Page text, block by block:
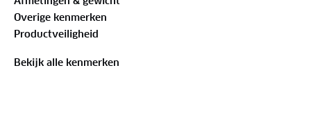
Overige kenmerken
Productveiligheid
Bekijk alle kenmerken